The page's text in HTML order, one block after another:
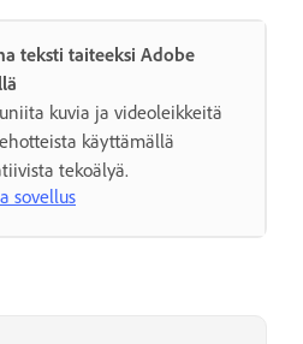
teksti taiteeksi Adobe
kuvia ja videoleikkeitä
käyttämällä
tekoälyä.
sovellus